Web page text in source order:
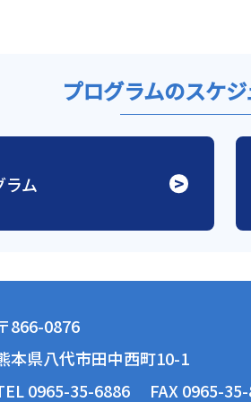
プログラムのスケ
ラム
866-0876
本県八代市田中西町10-1
0965-35-6886
FAX 0965-